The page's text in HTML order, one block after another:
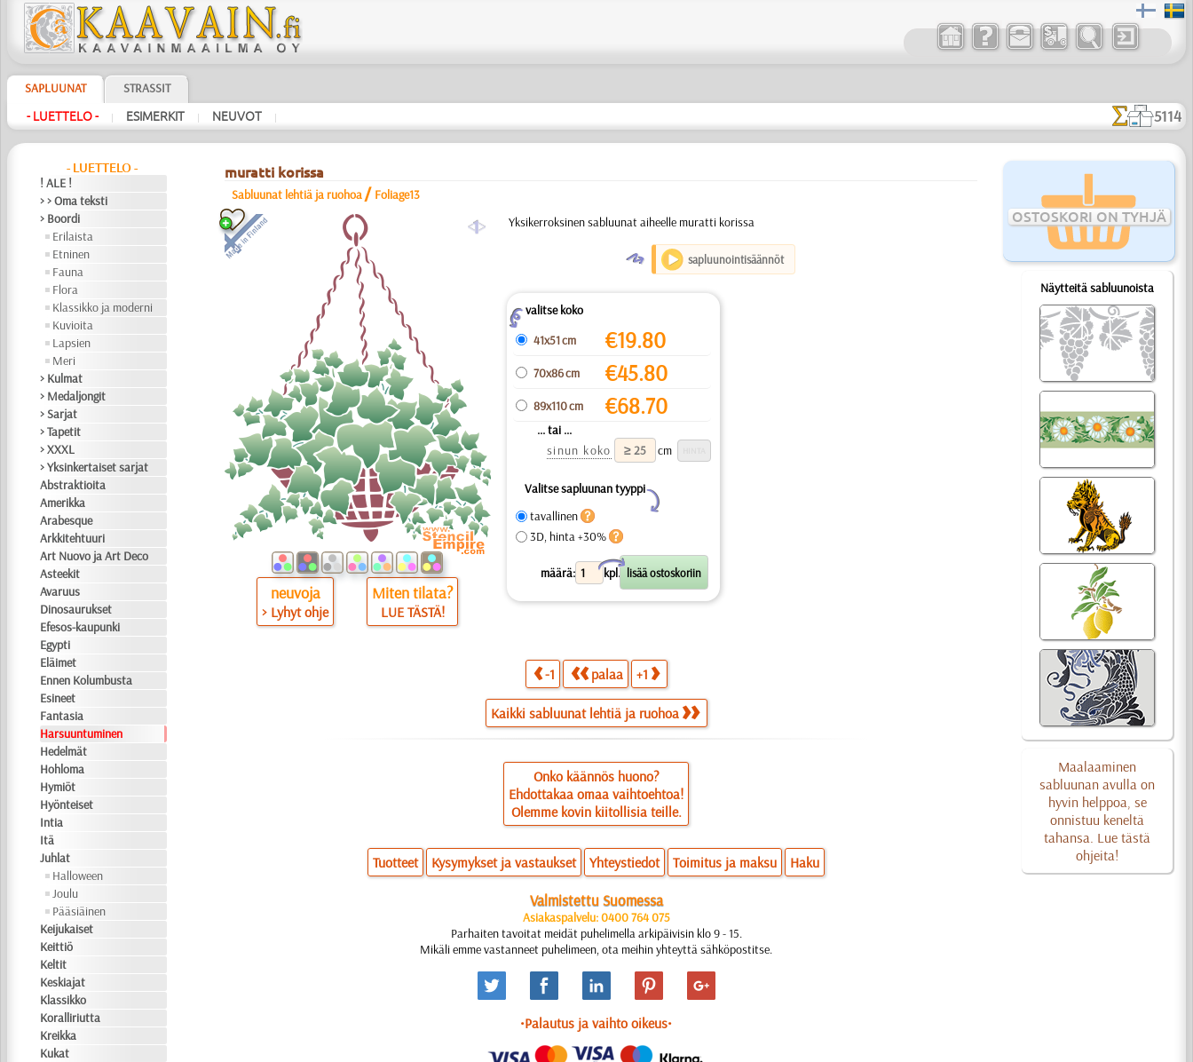
SAPLUUNAT STRASSIT
- LUETTELO - | ESIMERKIT | NEUVOT | 5114
- LUETTELO -
! ALE !
> > Oma teksti
> Boordi
Erilaista
Etninen
Fauna
Flora
Klassikko ja moderni
Kuvioita
Lapsien
Meri
> Kulmat
> Medaljongit
> Sarjat
> Tapetit
> XXXL
> Yksinkertaiset sarjat
Abstraktioita
Amerikka
Arabesque
Arkkitehtuuri
Art Nuovo ja Art Deco
Asteekit
Avaruus
Dinosaurukset
Efesos-kaupunki
Egypti
Eläimet
Ennen Kolumbusta
Esineet
Fantasia
Harsuuntuminen
Hedelmät
Hohloma
Hymiöt
Hyönteiset
Intia
Itä
Juhlat
Halloween
Joulu
Pääsiäinen
Keijukaiset
Keittiö
Keltit
Keskiajat
Klassikko
Koralliriutta
Kreikka
Kukat
OSTOSKORI ON TYHJÄ
Näytteitä sabluunoista
Maalaaminen
sabluunan avulla on
hyvin helppoa, se
onnistuu keneltä
tahansa. Lue tästä
ohjeita!
muratti korissa
Sabluunat lehtiä ja ruohoa / Foliage13
a
neuvoja
> Lyhyt ohje
Miten tilata?
LUE TÄSTÄ!
Yksikerroksinen sabluunat aiheelle muratti korissa
O sapluunointisäännöt
Zvalitse koko
41x51 cm
€19.80
70x86 cm €45.80
89x110 cm €68.70
... tai ...
sinun koko
cm
Valitse sapluunan tyyppi
Y
tavallinen
3D, hinta +30%
määrä: kpl.
X
-1 palaa +1
Kaikki sabluunat lehtiä ja ruohoa
Onko käännös huono?
Ehdottakaa omaa vaihtoehtoa!
Olemme kovin kiitollisia teille.
Tuotteet Kysymykset ja vastaukset Yhteystiedot Toimitus ja maksu Haku
Valmistettu Suomessa
Asiakaspalvelu: 0400 764 075
Parhaiten tavoitat meidät puhelimella arkipäivisin klo 9 - 15.
Mikäli emme vastanneet puhelimeen, ota meihin yhteyttä sähköpostitse.
•Palautus ja vaihto oikeus•